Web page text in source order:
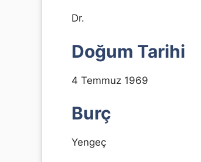
Dr.
Doğum Tarihi
4 Temmuz 1969
Burç
Yengeç